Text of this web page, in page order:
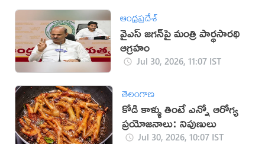
ఆంధ్రప్రదేశ్
వైఎస్ జగన్‌పై మంత్రి పార్థసారథి
ఆగ్రహం
Jul 30, 2026, 11:07 IST
తెలంగాణ
కోడి కాళ్ళు తింటే ఎన్నో ఆరోగ్య
ప్రయోజనాలు: నిపుణులు
Jul 30, 2026, 10:07 IST